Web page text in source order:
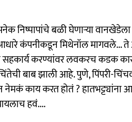
निष्पापांचे बळी घेणाऱ्या
कंपनीकडून मिथेनॉल मागवले... ते
करण्यांवर लवकरच कडक
बाब झाली आहे. पुणे, पिंपरी-
नेमकं काय करत होतं ? हातभट्ट्यांना
हवं....